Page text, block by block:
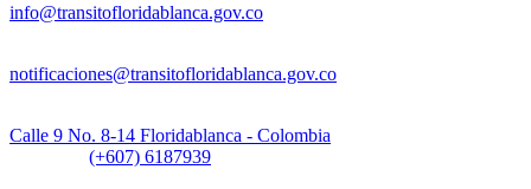
info@transitofloridablanca.gov.co
notificaciones@transitofloridablanca.gov.co
Calle 9 No. 8-14 Floridablanca - Colombia
(+607) 6187939